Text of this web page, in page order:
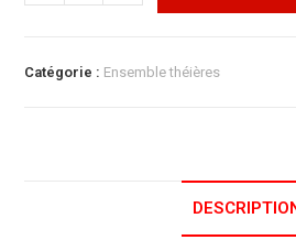
Catégorie : Ensemble théières